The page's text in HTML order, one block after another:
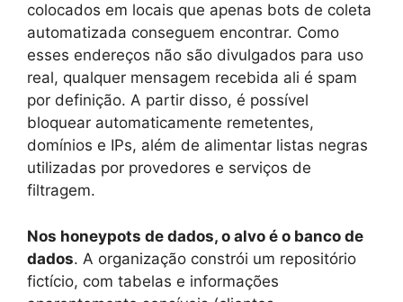
colocados em locais que apenas bots de coleta
automatizada conseguem encontrar. Como
esses endereços não são divulgados para uso
real, qualquer mensagem recebida ali é spam
por definição. A partir disso, é possível
bloquear automaticamente remetentes,
domínios e IPs, além de alimentar listas negras
utilizadas por provedores e serviços de
filtragem.
Nos honeypots de dados, o alvo é o banco de
dados. A organização constrói um repositório
fictício, com tabelas e informações